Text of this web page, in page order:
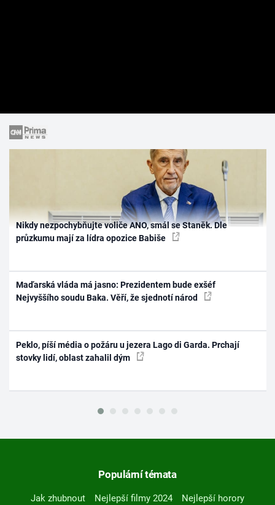
Nikdy nezpochybňujte voliče ANO, smál se Staněk. Dle
průzkumu mají za lídra opozice Babiše
Maďarská vláda má jasno: Prezidentem bude exšéf
Nejvyššího soudu Baka. Věří, že sjednotí národ
Peklo, píší média o požáru u jezera Lago di Garda. Prchají
stovky lidí, oblast zahalil dým
Populární témata
Jak zhubnout Nejlepší filmy 2024
Nejlepší horory